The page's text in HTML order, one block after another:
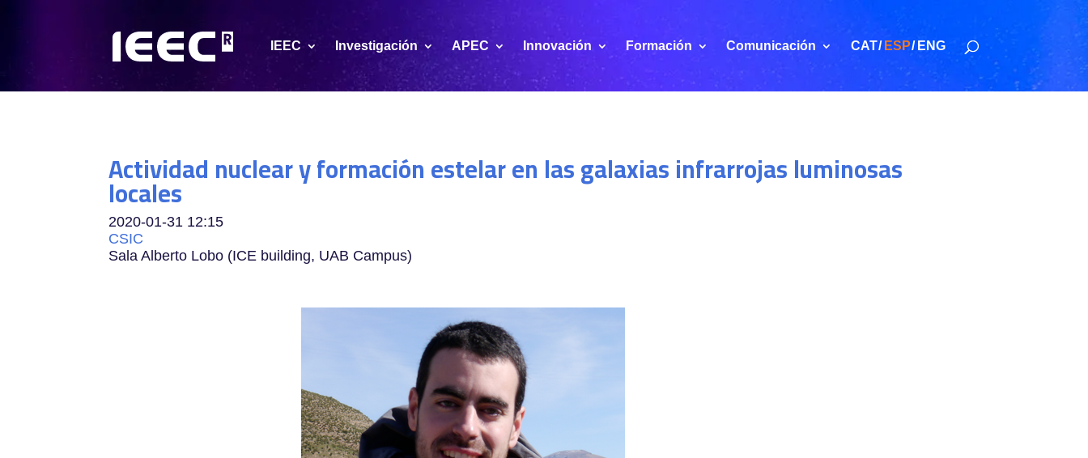
IEEC Investigación APEC Innovación Formación Comunicación CAT ESP ENG
Actividad nuclear y formación estelar en las galaxias infrarrojas luminosas
locales
2020-01-31 12:15
CSIC
Sala Alberto Lobo (ICE building, UAB Campus)